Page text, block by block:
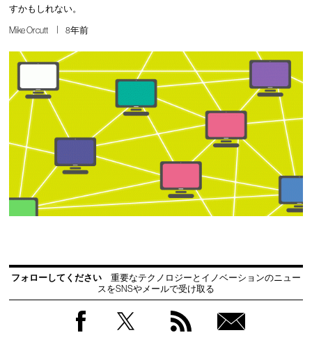
すかもしれない。
Mike Orcutt 8年前
フォローしてください
重要なテクノロジーとイノベーションのニュー
スをSNSやメールで受け取る